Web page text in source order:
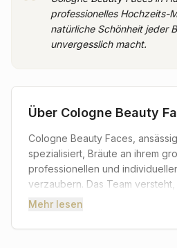
professionelles Hochzeits-
natürliche Schönheit jeder
unvergesslich macht.
Über Cologne Beauty
Cologne Beauty Faces,
spezialisiert, Bräute an ihrem
professionellen und
verzaubern. Das Team
ein einzigartiges Ereignis ist und
vollkommen wohl in ihrer Haut
Mehr lesen